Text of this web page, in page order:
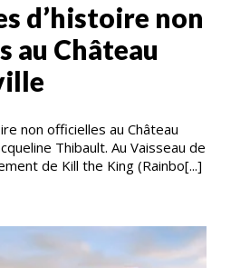
d’histoire non
au Château
non officielles au Château
Thibault. Au Vaisseau de
de Kill the King (Rainbo[...]